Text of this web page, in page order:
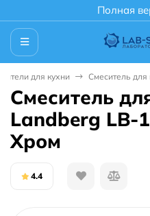
Полная
для кухни Смеситель
Смеситель
Landberg LB-
Хром
4.4